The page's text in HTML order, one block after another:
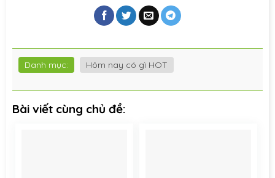
Danh mục: Hôm nay có gì HOT
Bài viết cùng chủ đề: